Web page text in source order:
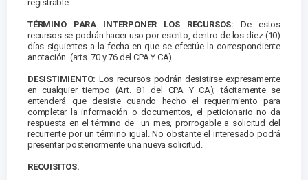
registrable.
TÉRMINO PARA INTERPONER LOS RECURSOS: De estos
recursos se podrán hacer uso por escrito, dentro de los diez (10)
días siguientes a la fecha en que se efectúe la correspondiente
anotación. (arts. 70 y 76 del CPA Y CA)
DESISTIMIENTO: Los recursos podrán desistirse expresamente
en cualquier tiempo (Art. 81 del CPA Y CA); tácitamente se
entenderá que desiste cuando hecho el requerimiento para
completar la información o documentos, el peticionario no da
respuesta en el término de un mes, prorrogable a solicitud del
recurrente por un término igual. No obstante el interesado podrá
presentar posteriormente una nueva solicitud.
REQUISITOS.